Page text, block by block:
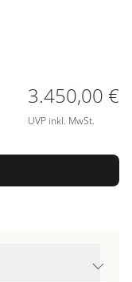
3.450,00 €
UVP inkl. MwSt.